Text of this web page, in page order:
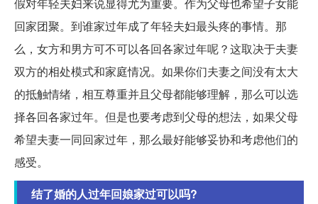
假对年轻夫妇来说显得尤为重要。作为父母也希望子女能
回家团聚。到谁家过年成了年轻夫妇最头疼的事情。那
么，女方和男方可不可以各回各家过年呢？这取决于夫妻
双方的相处模式和家庭情况。如果你们夫妻之间没有太大
的抵触情绪，相互尊重并且父母都能够理解，那么可以选
择各回各家过年。但是也要考虑到父母的想法，如果父母
希望夫妻一同回家过年，那么最好能够妥协和考虑他们的
感受。
结了婚的人过年回娘家过可以吗?